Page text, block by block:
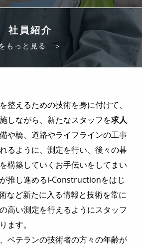
社員紹介
もっと見る ＞
整えるための技術を身に付けて、
しながら、新たなスタッフを求人
や橋、道路やライフラインの工事
るように、測定を行い、後々の暮
構築していくお手伝いをしてまい
推し進めるi-Constructionをはじ
など新たに入る情報と技術を常に
高い測定を行えるようにスタッフ
ます。
ベテランの技術者の方々の年齢が